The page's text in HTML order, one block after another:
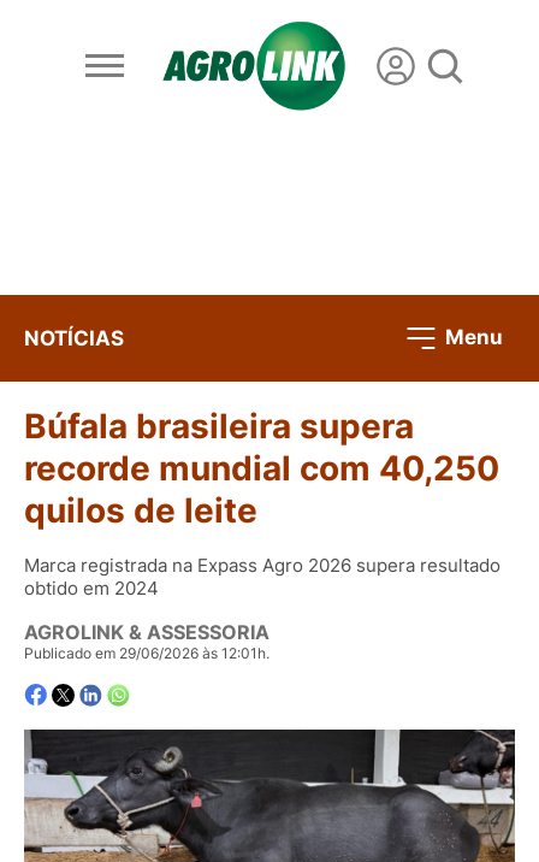
NOTÍCIAS Menu
Búfala brasileira supera
recorde mundial com 40,250
quilos de leite
Marca registrada na Expass Agro 2026 supera resultado
obtido em 2024
AGROLINK & ASSESSORIA
Publicado em 29/06/2026 às 12:01h.